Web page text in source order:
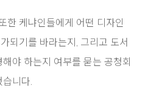
한 케냐인들에게 어떤 디자인
되기를 바라는지, 그리고 도서
야 하는지 여부를 묻는 공청회
니다.